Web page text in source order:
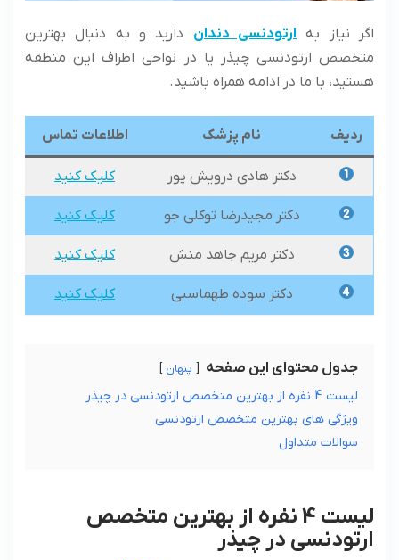
اگر نیاز به ارتودنسی دندان دارید و به دنبال بهترین
متخصص ارتودنسی چیذر یا در نواحی اطراف این منطقه
هستید، با ما در ادامه همراه باشید.
ردیف نام پزشک اطلاعات تماس
دکتر هادی درویش پور کلیک کنید
دکتر مجیدرضا توکلی جو کلیک کنید
دکتر مریم جاهد منش کلیک کنید
دکتر سوده طهماسبی کلیک کنید
جدول محتوای این صفحه پنهان
لیست 4 نفره از بهترین متخصص ارتودنسی در چیذر
ویژگی های بهترین متخصص ارتودنسی
سوالات متداول
لیست 4 نفره از بهترین متخصص
ارتودنسی در چیذر